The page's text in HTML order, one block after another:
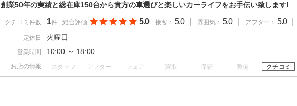
創業50年の実績と総在庫150台から貴方の車選びと楽しいカーライフをお手伝い致します!
クチコミ件数 1件 総合評価 5.0 接客： 5.0 雰囲気： 5.0 アフター： 5.0
定休日 火曜日
営業時間 10:00 ～ 18:00
お店の情報 スタッフ アフター フェア 買取 保証 整備 クチコミ